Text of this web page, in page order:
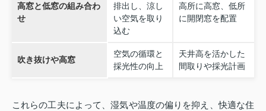
高窓と低窓の組み合わ
せ
排出し、涼し
い空気を取り
込む
高所に高窓、低所
に開閉窓を配置
吹き抜けや高窓
空気の循環と
採光性の向上
天井高を活かした
間取りや採光計画
これらの工夫によって、湿気や温度の偏りを抑え、快適な住